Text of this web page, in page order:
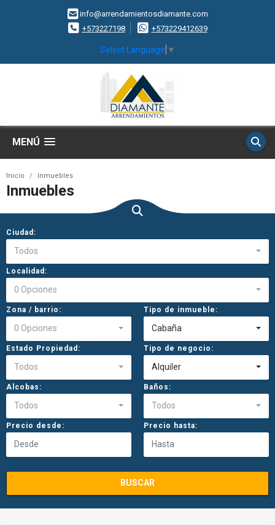
info@arrendamientosdiamante.com
+573227198
+573229412639
Select Language ▼
MENÚ
Inicio Inmuebles
Inmuebles
Ciudad:
Todos
Localidad:
0 Opciones
Zona / barrio:
0 Opciones
Tipo de inmueble:
Cabaña
Estado Propiedad:
Todos
Tipo de negocio:
Alquiler
Alcobas:
Todos
Baños:
Todos
Precio desde: Precio hasta:
BUSCAR